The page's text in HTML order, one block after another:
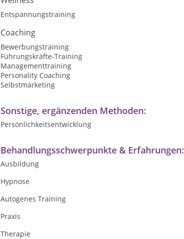
Entspannungstraining
Coaching
Bewerbungstraining
Führungskräfte-Training
Managementtraining
Personality Coaching
Selbstmarketing
Sonstige, ergänzenden Methoden:
Persönlichkeitsentwicklung
Behandlungsschwerpunkte & Erfahrungen:
Ausbildung
Hypnose
Autogenes Training
Praxis
Therapie